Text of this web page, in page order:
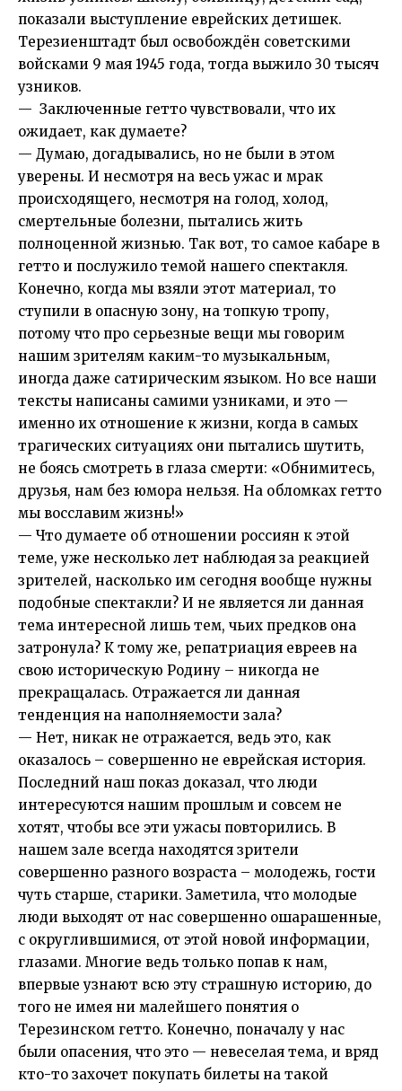
показали выступление еврейских детишек.
Терезиенштадт был освобождён советскими
войсками 9 мая 1945 года, тогда выжило 30 тысяч
узников.
— Заключенные гетто чувствовали, что их
ожидает, как думаете?
— Думаю, догадывались, но не были в этом
уверены. И несмотря на весь ужас и мрак
происходящего, несмотря на голод, холод,
смертельные болезни, пытались жить
полноценной жизнью. Так вот, то самое кабаре в
гетто и послужило темой нашего спектакля.
Конечно, когда мы взяли этот материал, то
ступили в опасную зону, на топкую тропу,
потому что про серьезные вещи мы говорим
нашим зрителям каким-то музыкальным,
иногда даже сатирическим языком. Но все наши
тексты написаны самими узниками, и это —
именно их отношение к жизни, когда в самых
трагических ситуациях они пытались шутить,
не боясь смотреть в глаза смерти: «Обнимитесь,
друзья, нам без юмора нельзя. На обломках гетто
мы восславим жизнь!»
— Что думаете об отношении россиян к этой
теме, уже несколько лет наблюдая за реакцией
зрителей, насколько им сегодня вообще нужны
подобные спектакли? И не является ли данная
тема интересной лишь тем, чьих предков она
затронула? К тому же, репатриация евреев на
свою историческую Родину – никогда не
прекращалась. Отражается ли данная
тенденция на наполняемости зала?
— Нет, никак не отражается, ведь это, как
оказалось – совершенно не еврейская история.
Последний наш показ доказал, что люди
интересуются нашим прошлым и совсем не
хотят, чтобы все эти ужасы повторились. В
нашем зале всегда находятся зрители
совершенно разного возраста – молодежь, гости
чуть старше, старики. Заметила, что молодые
люди выходят от нас совершенно ошарашенные,
с округлившимися, от этой новой информации,
глазами. Многие ведь только попав к нам,
впервые узнают всю эту страшную историю, до
того не имея ни малейшего понятия о
Терезинском гетто. Конечно, поначалу у нас
были опасения, что это — невеселая тема, и вряд
кто-то захочет покупать билеты на такой